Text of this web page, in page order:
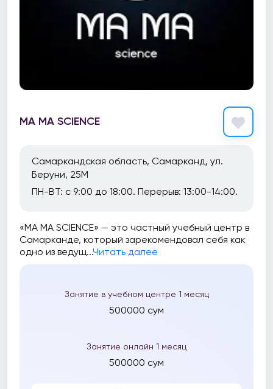
MA MA SCIENCE
Самаркандская область, Самарканд, ул.
Беруни, 25М
ПН-ВТ: с 9:00 до 18:00. Перерыв: 13:00-14:00.
«MA MA SCIENCE» — это частный учебный центр в
Самарканде, который зарекомендовал себя как
одно из ведущ...Читать далее
Занятие в учебном центре 1 месяц
500000 сум
Занятие онлайн 1 месяц
500000 сум